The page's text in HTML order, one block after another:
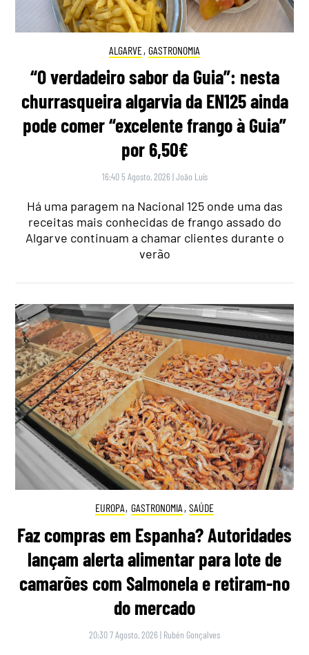
ALGARVE, GASTRONOMIA
“O verdadeiro sabor da Guia”: nesta
churrasqueira algarvia da EN125 ainda
pode comer “excelente frango à Guia”
por 6,50€
16:40 5 Agosto, 2026 |João Luís
Há uma paragem na Nacional 125 onde uma das
receitas mais conhecidas de frango assado do
Algarve continuam a chamar clientes durante o
verão
EUROPA, GASTRONOMIA , SAÚDE
Faz compras em Espanha? Autoridades
lançam alerta alimentar para lote de
camarões com Salmonela e retiram-no
do mercado
20:30 7 Agosto, 2026 | Rubén Gonçalves